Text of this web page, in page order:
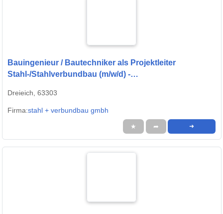
Bauingenieur / Bautechniker als Projektleiter
Stahl-/Stahlverbundbau (m/w/d) -
Dreieich, 63303
Firma:stahl + verbundbau gmbh
★ ➦ ➜